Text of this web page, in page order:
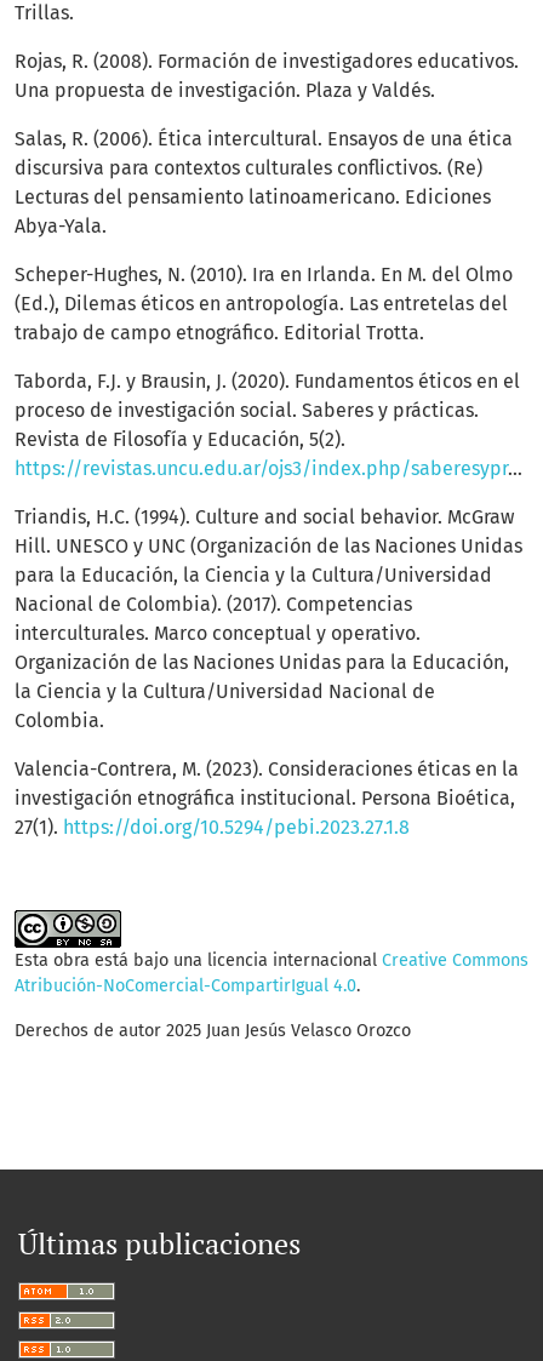
Trillas.
Rojas, R. (2008). Formación de investigadores educativos.
Una propuesta de investigación. Plaza y Valdés.
Salas, R. (2006). Ética intercultural. Ensayos de una ética
discursiva para contextos culturales conflictivos. (Re)
Lecturas del pensamiento latinoamericano. Ediciones
Abya-Yala.
Scheper-Hughes, N. (2010). Ira en Irlanda. En M. del Olmo
(Ed.), Dilemas éticos en antropología. Las entretelas del
trabajo de campo etnográfico. Editorial Trotta.
Taborda, F.J. y Brausin, J. (2020). Fundamentos éticos en el
proceso de investigación social. Saberes y prácticas.
Revista de Filosofía y Educación, 5(2).
https://revistas.uncu.edu.ar/ojs3/index.php/saberesypracticas/article/view/2415
Triandis, H.C. (1994). Culture and social behavior. McGraw
Hill. UNESCO y UNC (Organización de las Naciones Unidas
para la Educación, la Ciencia y la Cultura/Universidad
Nacional de Colombia). (2017). Competencias
interculturales. Marco conceptual y operativo.
Organización de las Naciones Unidas para la Educación,
la Ciencia y la Cultura/Universidad Nacional de
Colombia.
Valencia-Contrera, M. (2023). Consideraciones éticas en la
investigación etnográfica institucional. Persona Bioética,
27(1). https://doi.org/10.5294/pebi.2023.27.1.8
Esta obra está bajo una licencia internacional Creative Commons
Atribución-NoComercial-CompartirIgual 4.0.
Derechos de autor 2025 Juan Jesús Velasco Orozco
Últimas publicaciones